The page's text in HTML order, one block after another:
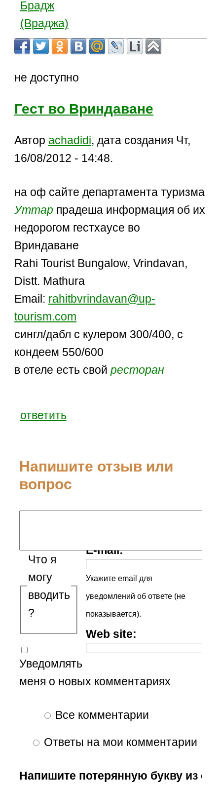
Брадж
(Враджа)
не доступно
Гест во Вриндаване
Автор achadidi, дата создания Чт,
16/08/2012 - 14:48.
на оф сайте департамента туризма
Уттар прадеша информация об их
недорогом гестхаусе во
Вриндаване
Rahi Tourist Bungalow, Vrindavan,
Distt. Mathura
Email: rahitbvrindavan@up-
tourism.com
сингл/дабл с кулером 300/400, с
кондеем 550/600
в отеле есть свойресторан
ответить
Напишите отзыв или
вопрос
E-mail:
Укажите email для
уведомлений об ответе (не
показывается).
Web site:
Что я
могу
вводить
?
Уведомлять
меня о новых комментариях
Все комментарии
Ответы на мои комментарии
Напишите потерянную букву из